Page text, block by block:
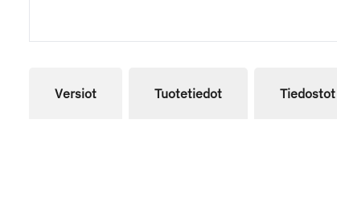
Versiot Tuotetiedot Tiedostot